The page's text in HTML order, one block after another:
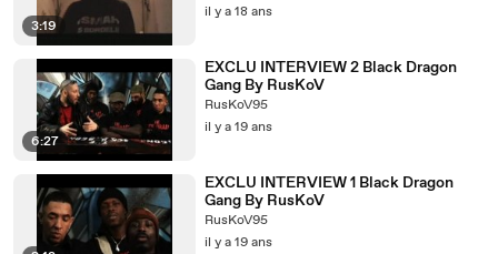
3:19
il y a 18 ans
6:27
EXCLU INTERVIEW 2 Black Dragon
Gang By RusKoV
RusKoV95
il y a 19 ans
EXCLU INTERVIEW 1 Black Dragon
Gang By RusKoV
RusKoV95
il y a 19 ans